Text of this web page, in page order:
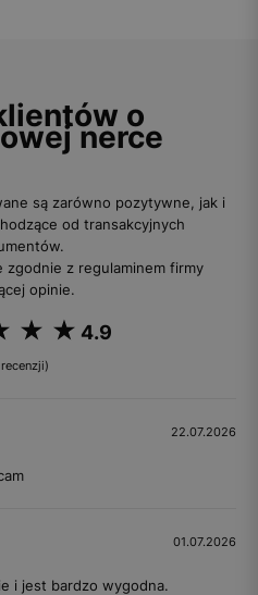
o
nerce
są zarówno pozytywne, jak i
od transakcyjnych
z regulaminem firmy
opinie.
4.9
22.07.2026
01.07.2026
i jest bardzo wygodna.